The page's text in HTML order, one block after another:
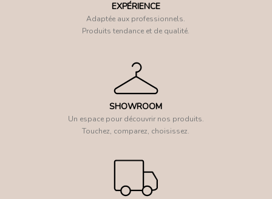
EXPÉRIENCE
Adaptée aux professionnels.
Produits tendance et de qualité.
SHOWROOM
Un espace pour découvrir nos produits.
Touchez, comparez, choisissez.